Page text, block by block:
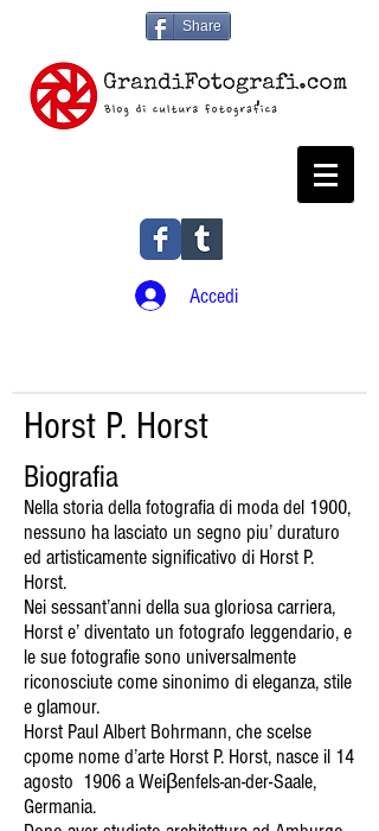
Share
Accedi
Horst P. Horst
Biografia
Nella storia della fotografia di moda del 1900,
nessuno ha lasciato un segno piu’ duraturo
ed artisticamente significativo di Horst P.
Horst.
Nei sessant’anni della sua gloriosa carriera,
Horst e’ diventato un fotografo leggendario, e
le sue fotografie sono universalmente
riconosciute come sinonimo di eleganza, stile
e glamour.
Horst Paul Albert Bohrmann, che scelse
cpome nome d’arte Horst P. Horst, nasce il 14
agosto 1906 a Weiβenfels-an-der-Saale,
Germania.